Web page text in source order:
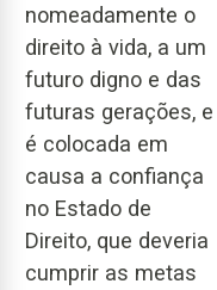
nomeadamente o
direito à vida, a um
futuro digno e das
futuras gerações, e
é colocada em
causa a confiança
no Estado de
Direito, que deveria
cumprir as metas